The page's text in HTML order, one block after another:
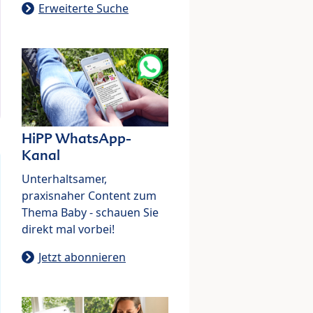
Erweiterte Suche
HiPP WhatsApp-
Kanal
Unterhaltsamer,
praxisnaher Content zum
Thema Baby - schauen Sie
direkt mal vorbei!
Jetzt abonnieren